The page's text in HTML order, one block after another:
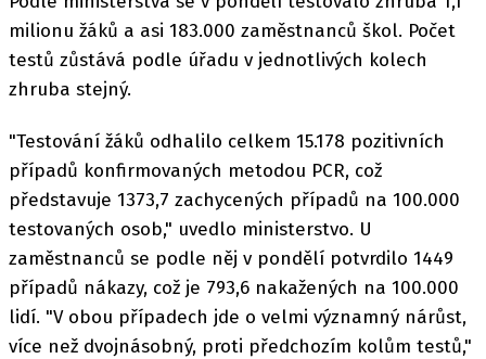
milionu žáků a asi 183.000 zaměstnanců škol. Počet
testů zůstává podle úřadu v jednotlivých kolech
zhruba stejný.
"Testování žáků odhalilo celkem 15.178 pozitivních
případů konfirmovaných metodou PCR, což
představuje 1373,7 zachycených případů na 100.000
testovaných osob," uvedlo ministerstvo. U
zaměstnanců se podle něj v pondělí potvrdilo 1449
případů nákazy, což je 793,6 nakažených na 100.000
lidí. "V obou případech jde o velmi významný nárůst,
více než dvojnásobný, proti předchozím kolům testů,"